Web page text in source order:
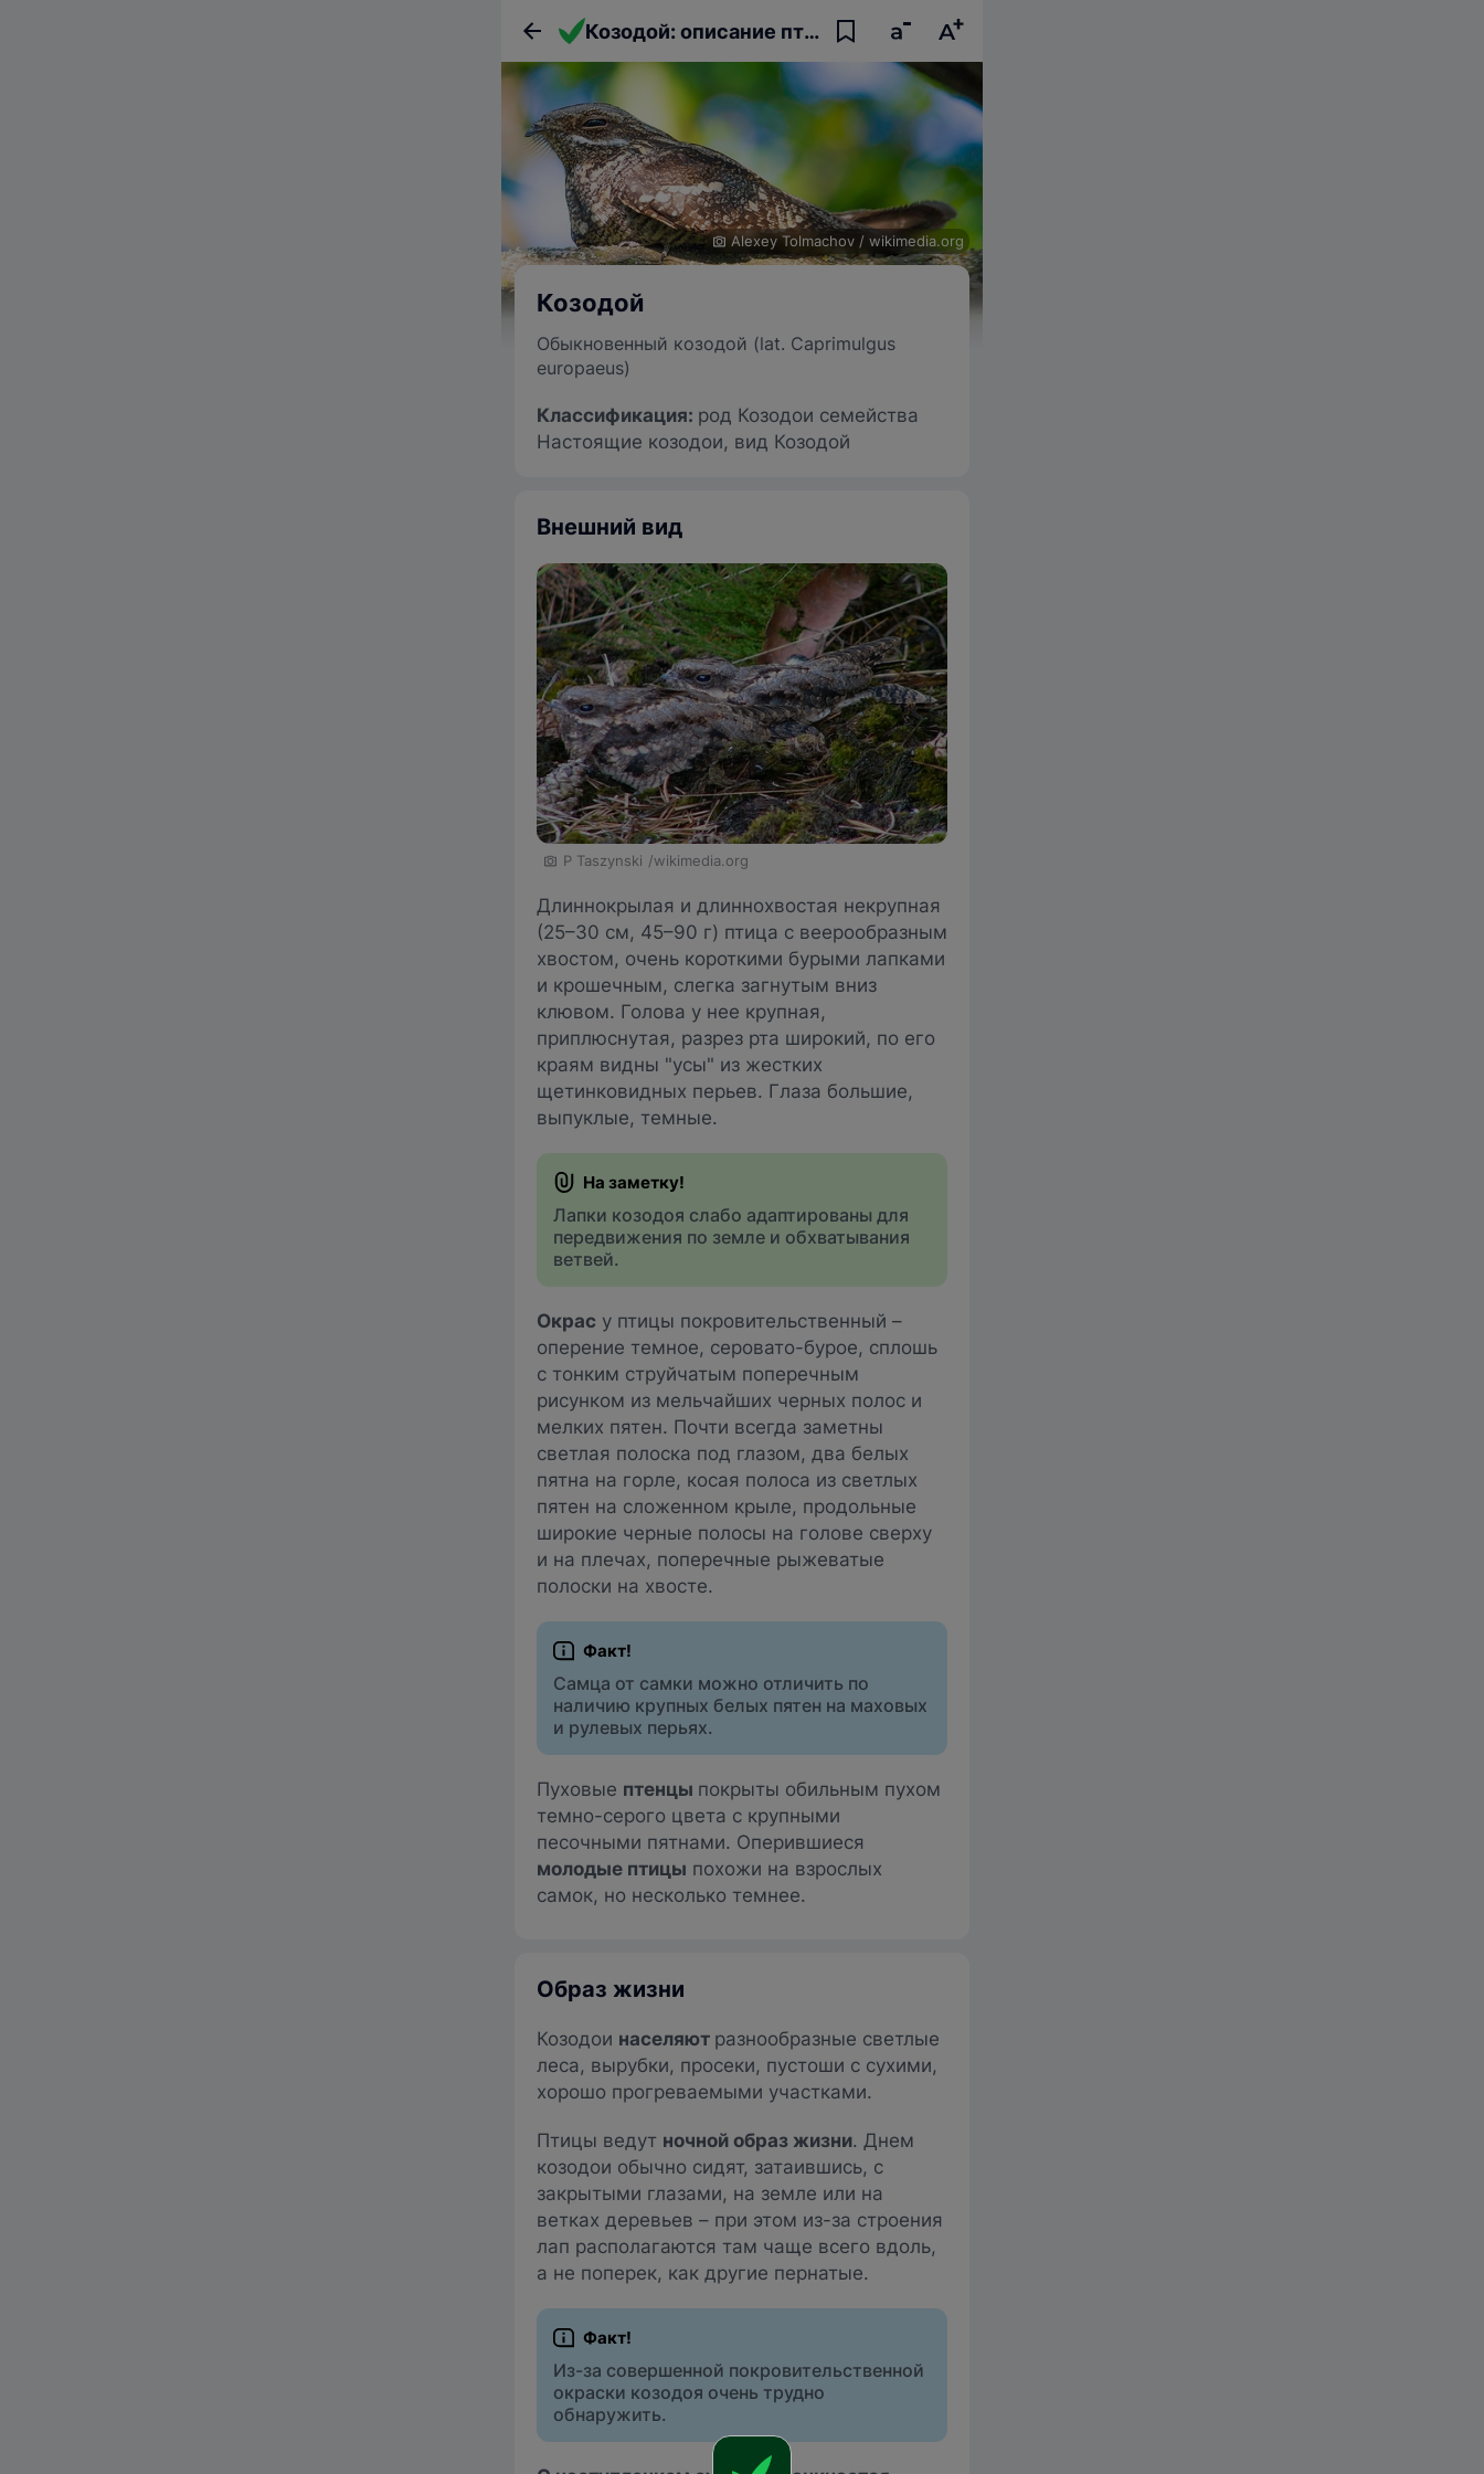
Козодой: описание птицы, фото, образ жизни и интересные факты
Alexey Tolmachov / wikimedia.org
Козодой
Обыкновенный козодой (lat. Caprimulgus
europaeus)
Классификация: род Козодои семейства
Настоящие козодои, вид Козодой
Внешний вид
P Taszynski /wikimedia.org
Длиннокрылая и длиннохвостая некрупная
(25–30 см, 45–90 г) птица с веерообразным
хвостом, очень короткими бурыми лапками
и крошечным, слегка загнутым вниз
клювом. Голова у нее крупная,
приплюснутая, разрез рта широкий, по его
краям видны "усы" из жестких
щетинковидных перьев. Глаза большие,
выпуклые, темные.
Лапки козодоя слабо адаптированы для
передвижения по земле и обхватывания
ветвей.
Окрас у птицы покровительственный –
оперение темное, серовато-бурое, сплошь
с тонким струйчатым поперечным
рисунком из мельчайших черных полос и
мелких пятен. Почти всегда заметны
светлая полоска под глазом, два белых
пятна на горле, косая полоса из светлых
пятен на сложенном крыле, продольные
широкие черные полосы на голове сверху
и на плечах, поперечные рыжеватые
полоски на хвосте.
Самца от самки можно отличить по
наличию крупных белых пятен на маховых
и рулевых перьях.
Пуховые птенцы покрыты обильным пухом
темно-серого цвета с крупными
песочными пятнами. Оперившиеся
молодые птицы похожи на взрослых
самок, но несколько темнее.
Образ жизни
Козодои населяют разнообразные светлые
леса, вырубки, просеки, пустоши с сухими,
хорошо прогреваемыми участками.
Птицы ведут ночной образ жизни. Днем
козодои обычно сидят, затаившись, с
закрытыми глазами, на земле или на
ветках деревьев – при этом из-за строения
лап располагаются там чаще всего вдоль,
а не поперек, как другие пернатые.
Из-за совершенной покровительственной
окраски козодоя очень трудно
обнаружить.